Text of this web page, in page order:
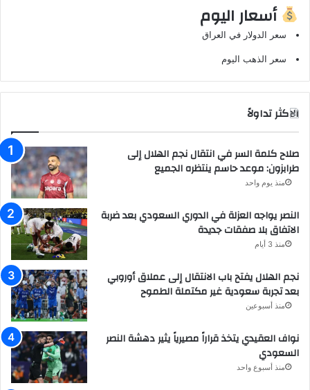
أسعار اليوم
سعر الدولار في العراق
سعر الذهب اليوم
الاكثر تداولاً
صلاح كلمة السر في انتقال نجم الهلال إلى
طرابزون: موعد حاسم ينتظره الجميع
منذ يوم واحد
النصر يواجه العزلة في الدوري السعودي بعد ضربة
الاتفاق بلا صفقات جديدة
منذ 3 أيام
نجم الهلال يفتح باب الانتقال إلى عملاق أوروبي
بعد تجربة سعودية غير مكتملة الطموح
منذ أسبوعين
نواف العقيدي يتخذ قراراً مصيرياً يثير دهشة النصر
السعودي
منذ أسبوع واحد